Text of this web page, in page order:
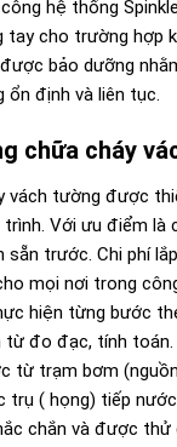
hệ thống
tay cho trường hợp
bảo dưỡng
ổn định và liên tục.
chữa cháy
vách tường được
Với ưu điểm là
trước. Chi phí
mọi nơi trong
hiện từng bước
từ đo đạc, tính toán.
từ trạm bơm
trụ ( họng) tiếp
chắn và được thử